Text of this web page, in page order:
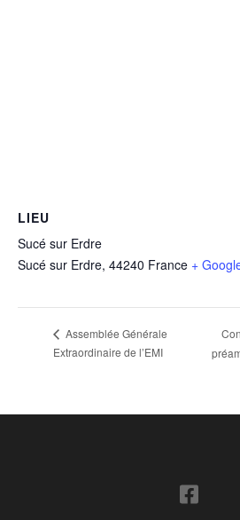
LIEU
Sucé sur Erdre
Sucé sur Erdre, 44240 France +
Assemblée Générale
Extraordinaire de l’EMI